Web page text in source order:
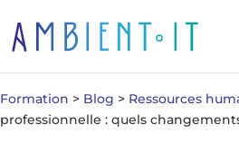
Formation > Blog > Ressources
professionnelle : quels